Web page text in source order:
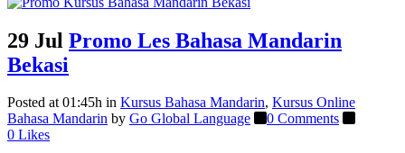
29 Jul Promo Les Bahasa Mandarin
Bekasi
Posted at 01:45h in Kursus Bahasa Mandarin, Kursus Online
Bahasa Mandarin by Go Global Language
0 Comments
0 Likes